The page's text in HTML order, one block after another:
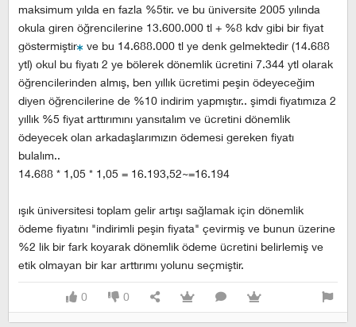
maksimum yılda en fazla %5tir. ve bu üniversite 2005 yılında
okula giren öğrencilerine 13.600.000 tl + %8 kdv gibi bir fiyat
göstermiştir
ve bu 14.688.000 tl ye denk gelmektedir (14.688
ytl) okul bu fiyatı 2 ye bölerek dönemlik ücretini 7.344 ytl olarak
öğrencilerinden almış, ben yıllık ücretimi peşin ödeyeceğim
diyen öğrencilerine de %10 indirim yapmıştır.. şimdi fiyatımıza 2
yıllık %5 fiyat arttırımını yansıtalım ve ücretini dönemlik
ödeyecek olan arkadaşlarımızın ödemesi gereken fiyatı
bulalım..
14.688 * 1,05 * 1,05 = 16.193,52~=16.194
ışık üniversitesi toplam gelir artışı sağlamak için dönemlik
ödeme fiyatını "indirimli peşin fiyata" çevirmiş ve bunun üzerine
%2 lik bir fark koyarak dönemlik ödeme ücretini belirlemiş ve
etik olmayan bir kar arttırımı yolunu seçmiştir.
0 0